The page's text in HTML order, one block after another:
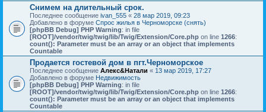
Снимем на длительный срок.
Последнее сообщение ivan_555 « 28 мар 2019, 09:23
Добавлено в форуме Спрос жилья в Черноморске (снять)
[phpBB Debug] PHP Warning: in file
[ROOT]/vendor/twig/twig/lib/Twig/Extension/Core.php on line 1266:
count(): Parameter must be an array or an object that implements
Countable
Продается гостевой дом в пгт.Черноморское
Последнее сообщение Алекс&Натали « 13 мар 2019, 17:27
Добавлено в форуме Недвижимость
[phpBB Debug] PHP Warning: in file
[ROOT]/vendor/twig/twig/lib/Twig/Extension/Core.php on line 1266:
count(): Parameter must be an array or an object that implements
Countable